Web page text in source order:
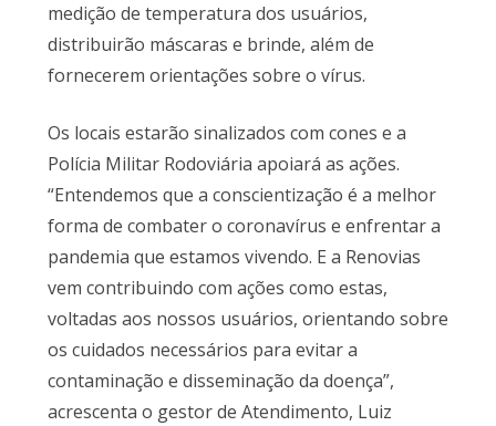
medição de temperatura dos usuários,
distribuirão máscaras e brinde, além de
fornecerem orientações sobre o vírus.
Os locais estarão sinalizados com cones e a
Polícia Militar Rodoviária apoiará as ações.
“Entendemos que a conscientização é a melhor
forma de combater o coronavírus e enfrentar a
pandemia que estamos vivendo. E a Renovias
vem contribuindo com ações como estas,
voltadas aos nossos usuários, orientando sobre
os cuidados necessários para evitar a
contaminação e disseminação da doença”,
acrescenta o gestor de Atendimento, Luiz